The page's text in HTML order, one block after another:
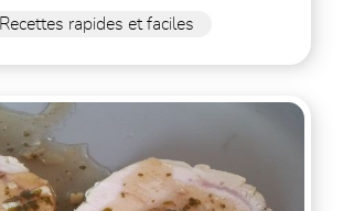
Recettes rapides et faciles